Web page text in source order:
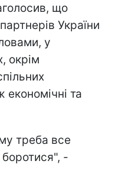
що
України
у
окрім
економічні та
треба все
боротися", -